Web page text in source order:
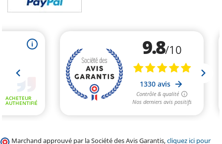
Marchand approuvé par la Société des Avis Garantis,cliquez ici pour